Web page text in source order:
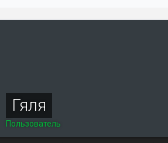
Гяля
Пользователь